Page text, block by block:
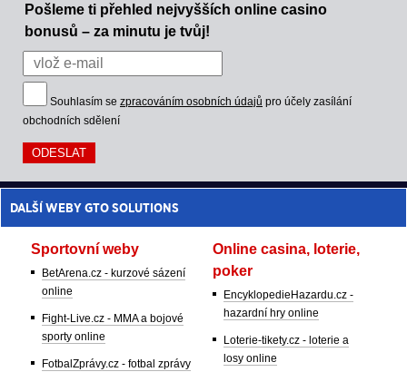
Pošleme ti přehled nejvyšších online casino
bonusů – za minutu je tvůj!
Souhlasím se zpracováním osobních údajů pro účely zasílání
obchodních sdělení
DALŠÍ WEBY GTO SOLUTIONS
Sportovní weby
BetArena.cz - kurzové sázení
online
Fight-Live.cz - MMA a bojové
sporty online
FotbalZprávy.cz - fotbal zprávy
Online casina, loterie,
poker
EncyklopedieHazardu.cz -
hazardní hry online
Loterie-tikety.cz - loterie a
losy online